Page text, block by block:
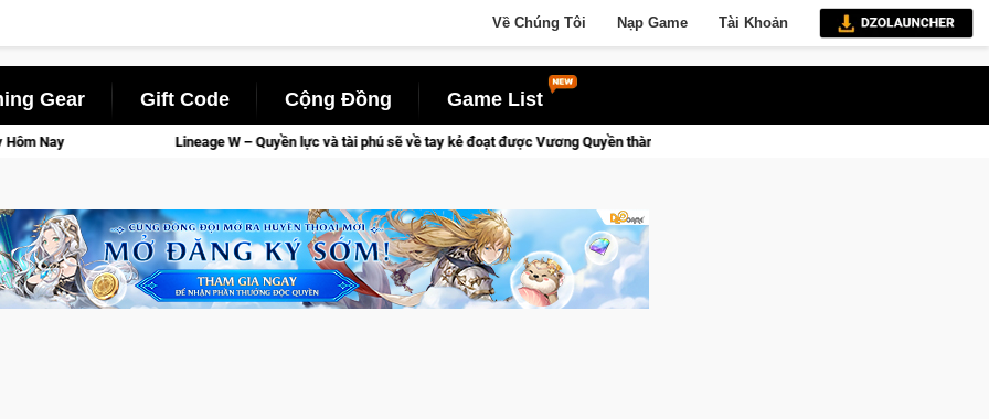
Về Chúng Tôi Nạp Game Tài Khoản
Gear Gift Code Cộng Đồng Game List
Lineage W – Quyền lực và tài phú sẽ về tay kẻ đoạt được Vương Quyền thành Kent sắp tới!